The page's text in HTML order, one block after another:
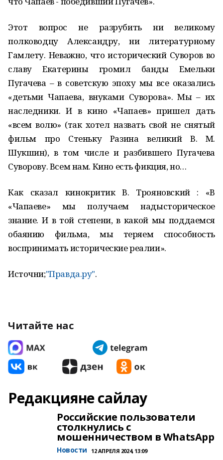
Этот вопрос не разрубить ни великому
полководцу Александру, ни литературному
Гамлету. Неважно, что исторический Суворов во
славу Екатерины громил банды Емельки
Пугачева – в советскую эпоху мы все оказались
«детьми Чапаева, внуками Суворова». Мы – их
наследники. И в кино «Чапаев» пришел дать
«всем волю» (так хотел назвать свой не снятый
фильм про Стеньку Разина великий В. М.
Шукшин), в том числе и разбившего Пугачева
Суворову. Всем нам. Кино есть фикция, но…
Как сказал кинокритик В. Трояновский : «В
«Чапаеве» мы получаем надысторическое
знание. И в той степени, в какой мы поддаемся
обаянию фильма, мы теряем способность
воспринимать исторические реалии».
Источни;"Правда.ру".
Читайте нас
Редакцияне сайлау
Российские пользователи
столкнулись с
мошенничеством в WhatsApp
Новости 12 АПРЕЛЯ 2024, 13:09